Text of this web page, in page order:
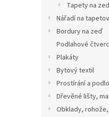
Tapety na
Nářadí na
Bordury na zeď
Podlahové
Plakáty
Bytový textil
Prostírání a
Dřevěné lišty,
Obklady,